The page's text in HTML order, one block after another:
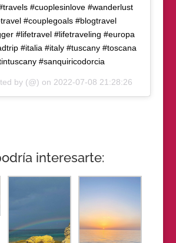
#cuoplesinlove #wanderlust
#couplegoals #blogtravel
#lifetravel #lifetraveling #europa
#italia #italy #tuscany #toscana
#sanquiricodorcia
by (@) on 2022-07-08 21:28:26
interesarte: